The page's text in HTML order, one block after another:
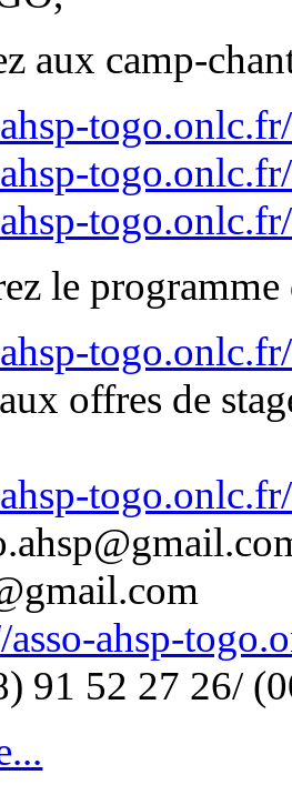
aux camp-
le
offres de
ahsp-
91 52 27 26/